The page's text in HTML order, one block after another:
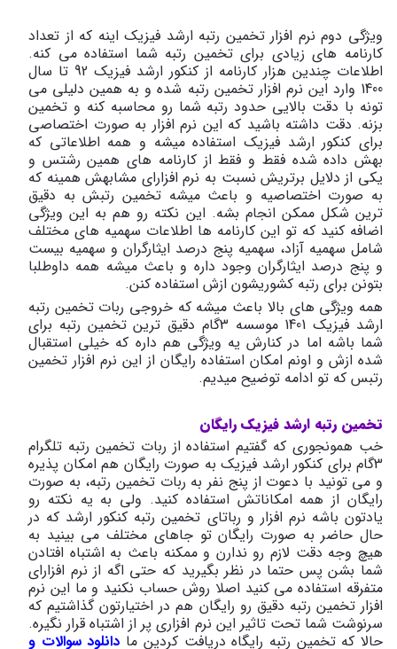
ویژگی دوم نرم افزار تخمین رتبه ارشد فیزیک اینه که از تعداد
کارنامه های زیادی برای تخمین رتبه شما استفاده می کنه.
اطلاعات چندین هزار کارنامه از کنکور ارشد فیزیک 92 تا سال
1400 وارد این نرم افزار تخمین رتبه شده و به همین دلیلی می
تونه با دقت بالایی حدود رتبه شما رو محاسبه کنه و تخمین
بزنه. دقت داشته باشید که این نرم افزار به صورت اختصاصی
برای کنکور ارشد فیزیک استفاده میشه و همه اطلاعاتی که
بهش داده شده فقط و فقط از کارنامه های همین رشتس و
یکی از دلایل برتریش نسبت به نرم افزارای مشابهش همینه که
به صورت اختصاصیه و باعث میشه تخمین رتبش به دقیق
ترین شکل ممکن انجام بشه. این نکته رو هم به این ویژگی
اضافه کنید که تو این کارنامه ها اطلاعات سهمیه های مختلف
شامل سهمیه آزاد، سهمیه پنج درصد ایثارگران و سهمیه بیست
و پنج درصد ایثارگران وجود داره و باعث میشه همه داوطلبا
بتونن برای رتبه کشوریشون ازش استفاده کنن.
همه ویژگی های بالا باعث میشه که خروجی ربات تخمین رتبه
ارشد فیزیک 1401 موسسه 3گام دقیق ترین تخمین رتبه برای
شما باشه اما در کنارش یه ویژگی هم داره که خیلی استقبال
شده ازش و اونم امکان استفاده رایگان از این نرم افزار تخمین
رتبس که تو ادامه توضیح میدیم.
تخمین رتبه ارشد فیزیک رایگان
خب همونجوری که گفتیم استفاده از ربات تخمین رتبه تلگرام
3گام برای کنکور ارشد فیزیک به صورت رایگان هم امکان پذیره
و می تونید با دعوت از پنج نفر به ربات تخمین رتبه، به صورت
رایگان از همه امکاناتش استفاده کنید. ولی به یه نکته رو
یادتون باشه نرم افزار و رباتای تخمین رتبه کنکور ارشد که در
حال حاضر به صورت رایگان تو جاهای مختلف می بینید به
هیچ وجه دقت لازم رو ندارن و ممکنه باعث به اشتباه افتادن
شما بشن پس حتما در نظر بگیرید که حتی اگه از نرم افزارای
متفرقه استفاده می کنید اصلا روش حساب نکنید و ما این نرم
افزار تخمین رتبه دقیق رو رایگان هم در اختیارتون گذاشتیم که
سرنوشت شما تحت تاثیر این نرم افزاری پر از اشتباه قرار نگیره.
حالا که تخمین رتبه رایگاه دریافت کردین ما دانلود سوالات و